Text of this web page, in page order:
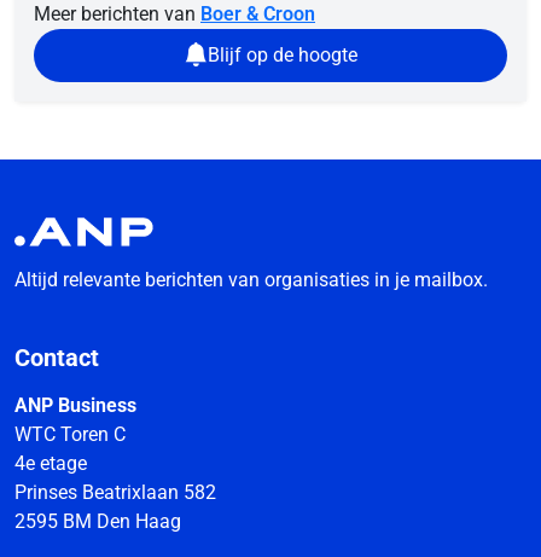
Meer berichten van Boer & Croon
Blijf op de hoogte
Altijd relevante berichten van organisaties in je mailbox.
Contact
ANP Business
WTC Toren C
4e etage
Prinses Beatrixlaan 582
2595 BM Den Haag